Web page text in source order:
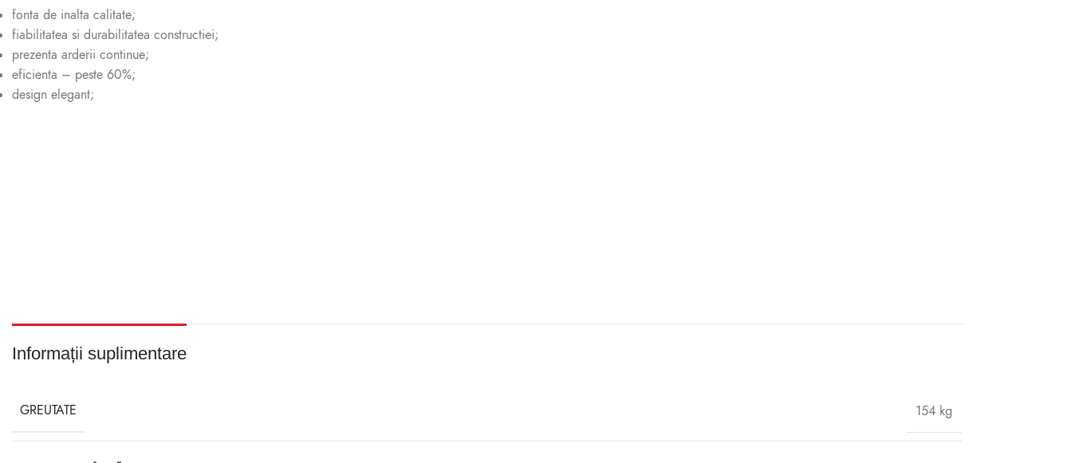
fonta de inalta calitate;
fiabilitatea si durabilitatea constructiei;
prezenta arderii continue;
eficienta – peste 60%;
design elegant;
Informații suplimentare
GREUTATE 154 kg